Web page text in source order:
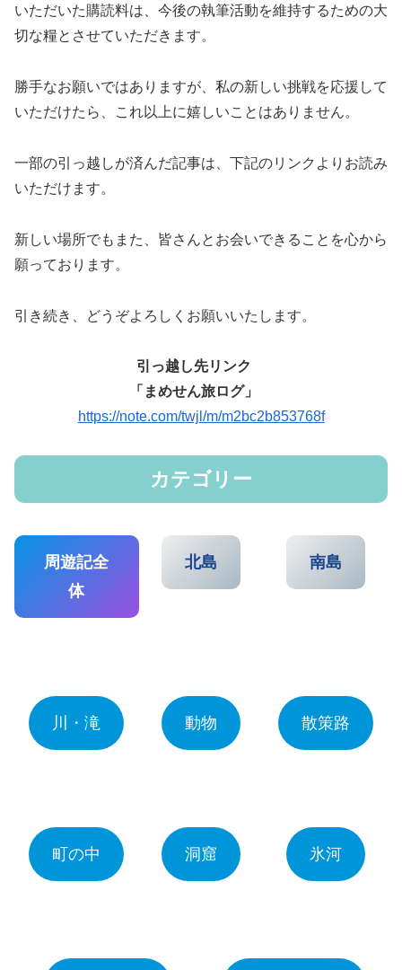
いただいた購読料は、今後の執筆活動を維持するための大
切な糧とさせていただきます。
勝手なお願いではありますが、私の新しい挑戦を応援して
いただけたら、これ以上に嬉しいことはありません。
一部の引っ越しが済んだ記事は、下記のリンクよりお読み
いただけます。
新しい場所でもまた、皆さんとお会いできることを心から
願っております。
引き続き、どうぞよろしくお願いいたします。
引っ越し先リンク
「まめせん旅ログ」
https://note.com/twjl/m/m2bc2b853768f
カテゴリー
周遊記全
体
北島 南島
川・滝 動物 散策路
町の中 洞窟 氷河